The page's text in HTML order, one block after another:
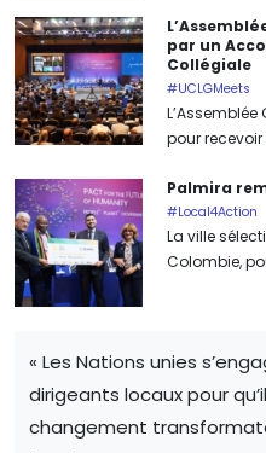
par un
Collégiale
#UCLGMeets
L’Assemblée
pour recevoir
Palmira
#Local4Action
La ville
Colombie,
« Les Nations unies
dirigeants locaux pour
changement